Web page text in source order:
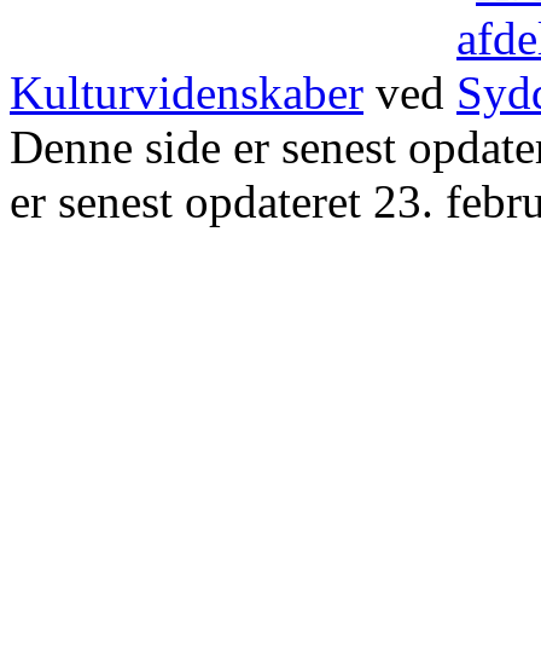
Kulturvidenskaber ved
Denne side er senest
er senest opdateret 23.